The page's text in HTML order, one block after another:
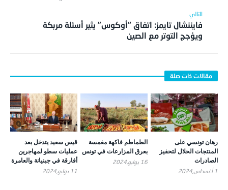
فايننشال تايمز: اتفاق “أوكوس” يثير أسئلة مربكة
ويؤجج التوتر مع الصين
رهان تونسي على
المنتجات الحلال لتحفيز
الصادرات
1 أغسطس,2024
الطماطم فاكهة مغمسة
بعرق المزارعات في تونس
16 يوليو,2024
قيس سعيد يتدخل بعد
عمليات سطو لمهاجرين
أفارقة في جبنيانة والعامرة
11 يوليو,2024